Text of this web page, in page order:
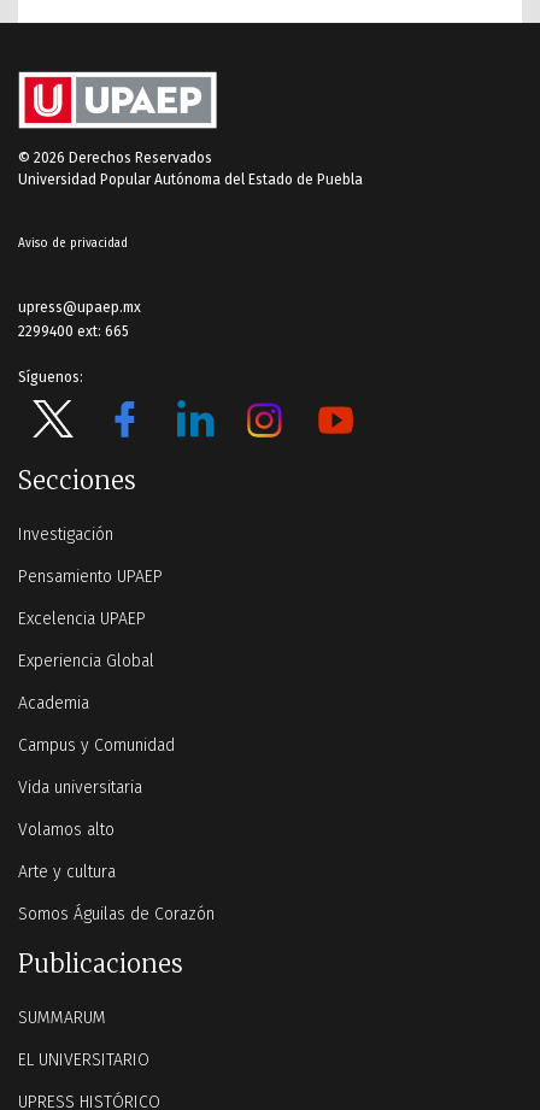
© 2026 Derechos Reservados
Universidad Popular Autónoma del Estado de Puebla
Aviso de privacidad
upress@upaep.mx
2299400 ext: 665
Síguenos:
Secciones
Investigación
Pensamiento UPAEP
Excelencia UPAEP
Experiencia Global
Academia
Campus y Comunidad
Vida universitaria
Volamos alto
Arte y cultura
Somos Águilas de Corazón
Publicaciones
SUMMARUM
EL UNIVERSITARIO
UPRESS HISTÓRICO